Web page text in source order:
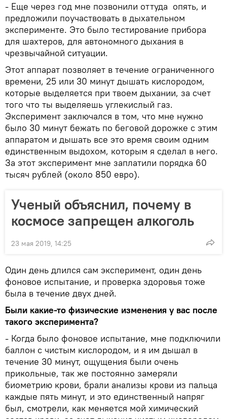
- Еще через год мне позвонили оттуда опять, и
предложили поучаствовать в дыхательном
эксперименте. Это было тестирование прибора
для шахтеров, для автономного дыхания в
чрезвычайной ситуации.
Этот аппарат позволяет в течение ограниченного
времени, 25 или 30 минут дышать кислородом,
которые выделяется при твоем дыхании, за счет
того что ты выделяешь углекислый газ.
Эксперимент заключался в том, что мне нужно
было 30 минут бежать по беговой дорожке с этим
аппаратом и дышать все это время своим одним
единственным выдохом, которым я сделал в него.
За этот эксперимент мне заплатили порядка 60
тысяч рублей (около 850 евро).
Ученый объяснил, почему в
космосе запрещен алкоголь
23 мая 2019, 14:25
Один день длился сам эксперимент, один день
фоновое испытание, и проверка здоровья тоже
была в течение двух дней.
Были какие-то физические изменения у вас после
такого эксперимента?
- Когда было фоновое испытание, мне подключили
баллон с чистым кислородом, и я им дышал в
течение 30 минут, ощущения были очень
прикольные, так же постоянно замеряли
биометрию крови, брали анализы крови из пальца
каждые пять минут, и это единственный напряг
был, смотрели, как меняется мой химический